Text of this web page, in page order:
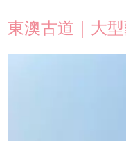
東澳古道｜大